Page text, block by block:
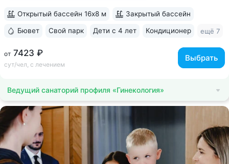
от 7423 ₽
сут/чел, с лечением
Выбрать
Открытый бассейн 16х8 м Закрытый бассейн
Бювет Свой парк Дети с 4 лет Кондиционер ещё 7
Ведущий санаторий профиля «Гинекология»